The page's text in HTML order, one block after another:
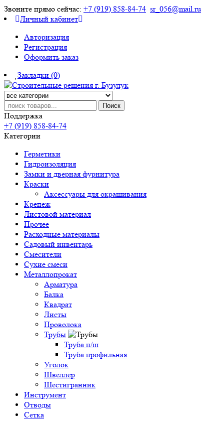
Звоните прямо сейчас: +7 (919) 858-84-74 sr_056@mail.ru
Личный кабинет
Авторизация
Регистрация
Оформить заказ
Закладки (0)
Поиск
Поддержка
+7 (919) 858-84-74
Категории
Герметики
Гидроизоляция
Замки и дверная фурнитура
Краски
Аксессуары для окрашивания
Крепеж
Листовой материал
Прочее
Расходные материалы
Садовый инвентарь
Смесители
Сухие смеси
Металлопрокат
Арматура
Балка
Квадрат
Листы
Проволока
Трубы
Труба п/ш
Труба профильная
Уголок
Швеллер
Шестигранник
Инструмент
Отводы
Сетка